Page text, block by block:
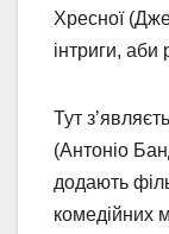
Хресної
інтриги, аби
Тут
(Антоніо
додають
комедійних